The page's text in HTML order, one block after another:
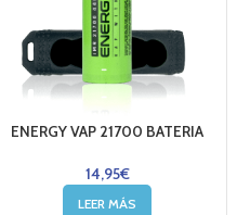
ENERGY VAP 21700 BATERIA
14,95€
LEER MÁS